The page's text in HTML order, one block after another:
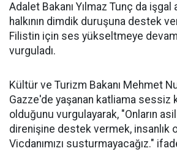
Adalet Bakanı Yılmaz Tunç da işgal
halkının dimdik duruşuna destek
Filistin için ses yükseltmeye
vurguladı.
Kültür ve Turizm Bakanı Mehmet
Gazze'de yaşanan katliama sessiz
olduğunu vurgulayarak, "Onların
direnişine destek vermek, insanlık
Vicdanımızı susturmayacağız."